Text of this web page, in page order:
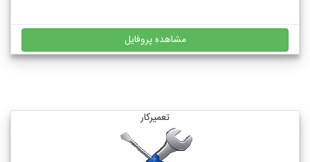
مشاهده پروفایل
تعمیرکار